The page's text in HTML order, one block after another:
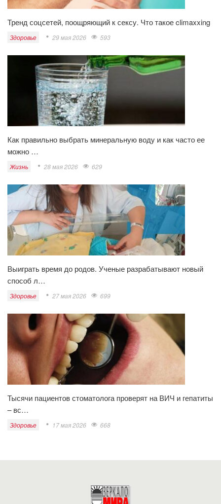
Тренд соцсетей, поощряющий к сексу. Что такое climaxxing
Здоровье 29 мая 2026 593
Как правильно выбрать минеральную воду и как часто ее
можно …
Жизнь 28 мая 2026 629
Выиграть время до родов. Ученые разрабатывают новый
способ л…
Здоровье 27 мая 2026 699
Тысячи пациентов стоматолога проверят на ВИЧ и гепатиты
– вс…
Здоровье 17 мая 2026 668